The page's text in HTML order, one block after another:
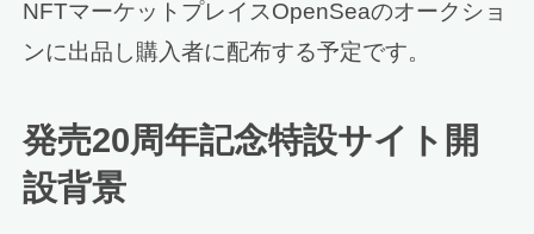
NFTマーケットプレイスOpenSeaのオークショ
ンに出品し購入者に配布する予定です。
発売20周年記念特設サイト開
設背景